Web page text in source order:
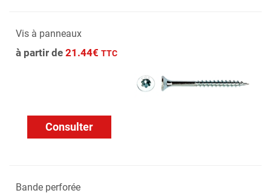
Vis à panneaux
à partir de 21.44€ TTC
Consulter
Bande perforée